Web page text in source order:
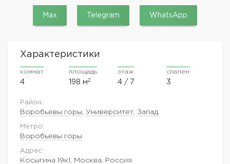
Max Telegram WhatsApp
Характеристики
комнат
4
площадь
198 м2
этаж
4 / 7
спален
3
Район:
Воробьевы горы Университет Запад
Метро:
Воробьевы горы
Адрес:
Косыгина 19к1, Москва, Россия